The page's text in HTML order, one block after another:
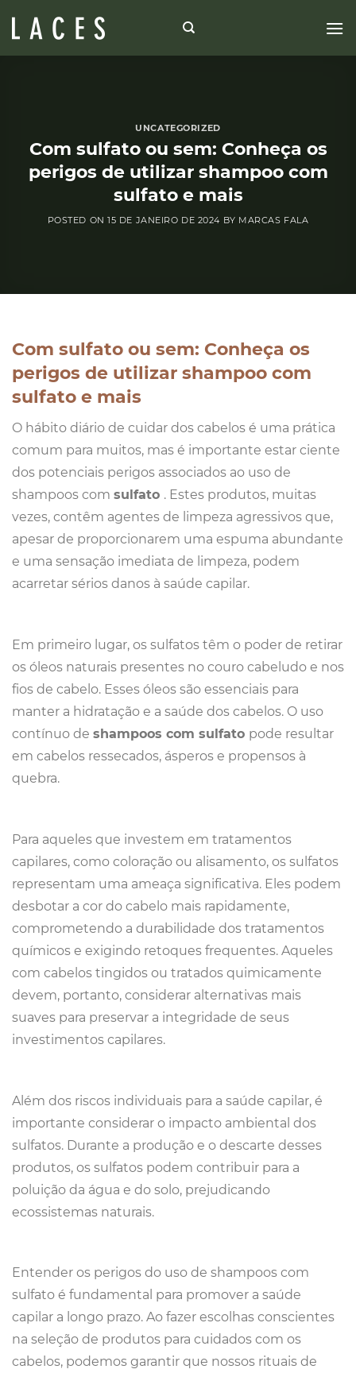
UNCATEGORIZED
Com sulfato ou sem: Conheça os
perigos de utilizar shampoo com
sulfato e mais
POSTED ON15 DE JANEIRO DE 2024 BY MARCAS FALA
Com sulfato ou sem: Conheça os
perigos de utilizar shampoo com
sulfato e mais
O hábito diário de cuidar dos cabelos é uma prática
comum para muitos, mas é importante estar ciente
dos potenciais perigos associados ao uso de
shampoos com sulfato . Estes produtos, muitas
vezes, contêm agentes de limpeza agressivos que,
apesar de proporcionarem uma espuma abundante
e uma sensação imediata de limpeza, podem
acarretar sérios danos à saúde capilar.
Em primeiro lugar, os sulfatos têm o poder de retirar
os óleos naturais presentes no couro cabeludo e nos
fios de cabelo. Esses óleos são essenciais para
manter a hidratação e a saúde dos cabelos. O uso
contínuo de shampoos com sulfato pode resultar
em cabelos ressecados, ásperos e propensos à
quebra.
Para aqueles que investem em tratamentos
capilares, como coloração ou alisamento, os sulfatos
representam uma ameaça significativa. Eles podem
desbotar a cor do cabelo mais rapidamente,
comprometendo a durabilidade dos tratamentos
químicos e exigindo retoques frequentes. Aqueles
com cabelos tingidos ou tratados quimicamente
devem, portanto, considerar alternativas mais
suaves para preservar a integridade de seus
investimentos capilares.
Além dos riscos individuais para a saúde capilar, é
importante considerar o impacto ambiental dos
sulfatos. Durante a produção e o descarte desses
produtos, os sulfatos podem contribuir para a
poluição da água e do solo, prejudicando
ecossistemas naturais.
Entender os perigos do uso de shampoos com
sulfato é fundamental para promover a saúde
capilar a longo prazo. Ao fazer escolhas conscientes
na seleção de produtos para cuidados com os
cabelos, podemos garantir que nossos rituais de